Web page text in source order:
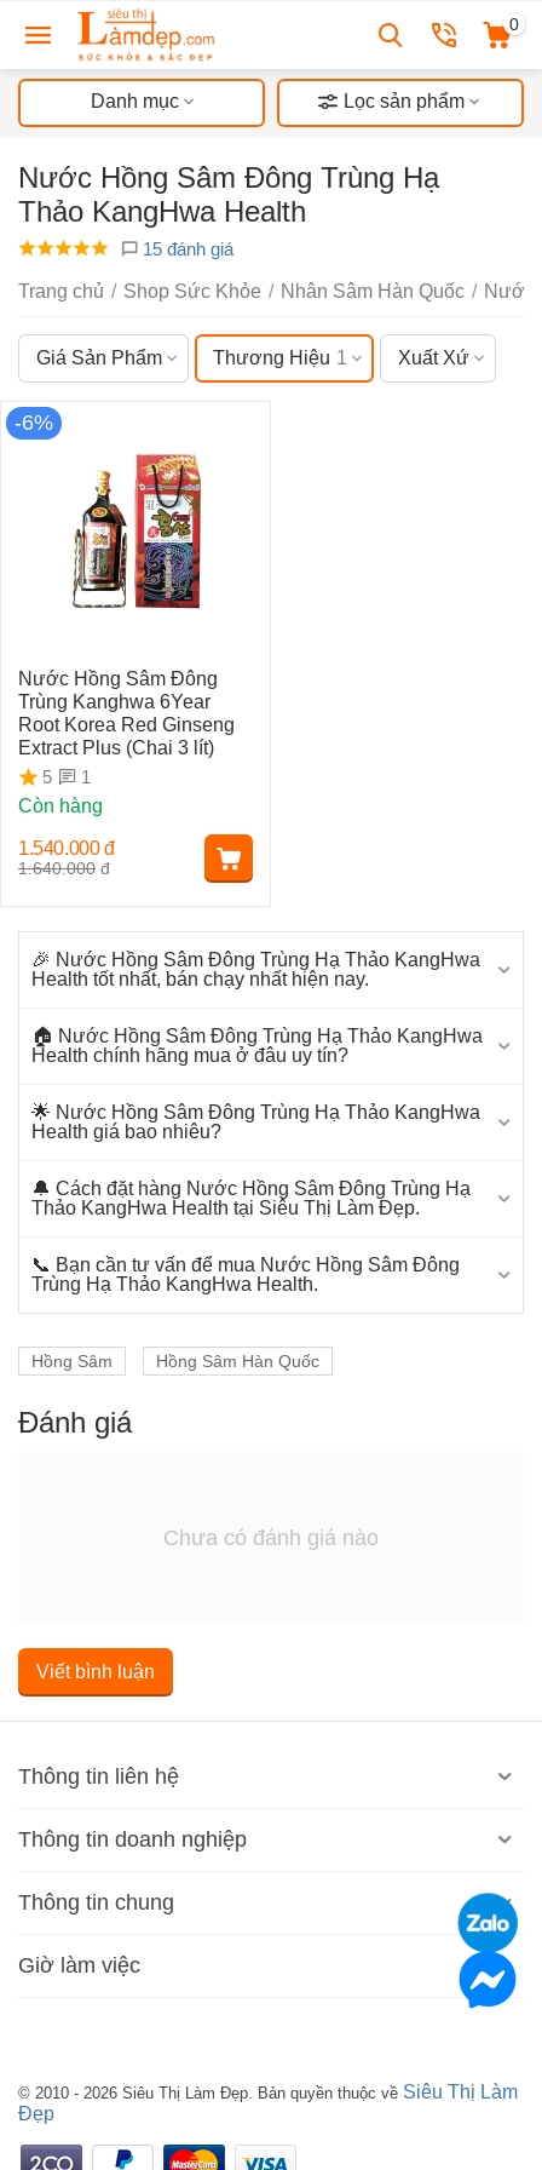
0
Danh mục Lọc sản phẩm
Nước Hồng Sâm Đông Trùng Hạ
Thảo KangHwa Health
15 đánh giá
Trang chủ / Shop Sức Khỏe / Nhân Sâm Hàn Quốc / Nước
Giá Sản Phẩm Thương Hiệu 1 Xuất Xứ
🎉 Nước Hồng Sâm Đông Trùng Hạ Thảo KangHwa
Health tốt nhất, bán chạy nhất hiện nay.
🏠 Nước Hồng Sâm Đông Trùng Hạ Thảo KangHwa
Health chính hãng mua ở đâu uy tín?
🌟 Nước Hồng Sâm Đông Trùng Hạ Thảo KangHwa
Health giá bao nhiêu?
🔔 Cách đặt hàng Nước Hồng Sâm Đông Trùng Hạ
Thảo KangHwa Health tại Siêu Thị Làm Đẹp.
📞 Bạn cần tư vấn để mua Nước Hồng Sâm Đông
Trùng Hạ Thảo KangHwa Health.
-6%
Nước Hồng Sâm Đông
Trùng Kanghwa 6Year
Root Korea Red Ginseng
Extract Plus (Chai 3 lít)
5
1
Còn hàng
1.640.000 đ
1.540.000 đ
Hồng Sâm Hồng Sâm Hàn Quốc
Đánh giá
Chưa có đánh giá nào
Viết bình luận
Thông tin liên hệ
Thông tin doanh nghiệp
Thông tin chung
Giờ làm việc
© 2010 - 2026 Siêu Thị Làm Đẹp. Bản quyền thuộc về Siêu Thị Làm
Đẹp